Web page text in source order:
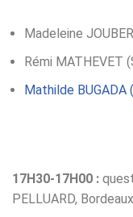
Madeleine
Rémi MATHEVET
Mathilde BUGADA
17H30-17H00 :
PELLUARD,